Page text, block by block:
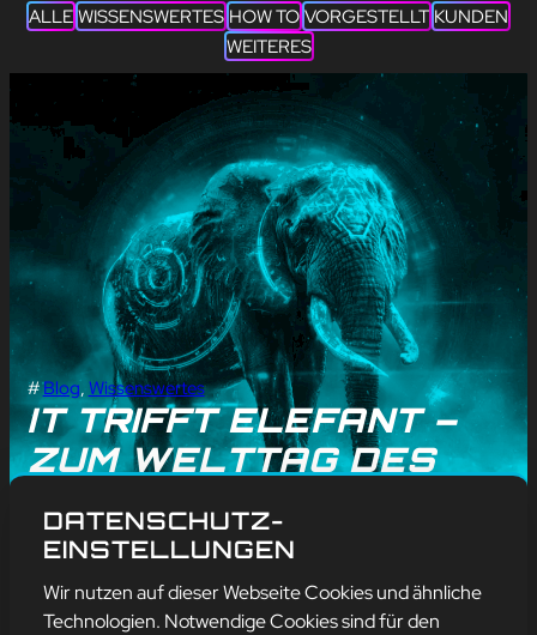
ALLE WISSENSWERTES HOW TO VORGESTELLT KUNDEN
WEITERES
#Blog, Wissenswertes
IT TRIFFT ELEFANT –
ZUM WELTTAG DES
AUGUST
mehr erfahren
DATENSCHUTZ-
EINSTELLUNGEN
Wir nutzen auf dieser Webseite Cookies und ähnliche
Technologien. Notwendige Cookies sind für den